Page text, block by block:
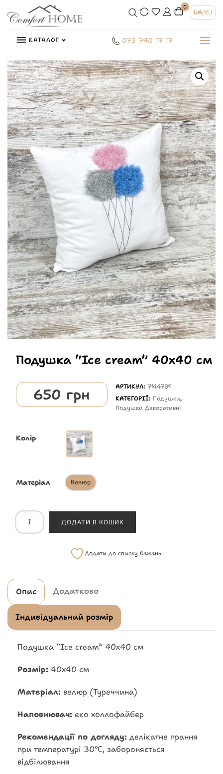
0
UA/RU
КАТАЛОГ 073 790 17 17
Подушка “Ice cream” 40х40 см
650 грн АРТИКУЛ: 7144789
КАТЕГОРІЇ:Подушки,
Подушки Декоративні
Колір
Матеріал Велюр
ДОДАТИ В КОШИК
Додати до списку бажань
Опис Додатково
Індивідуальний розмір
Подушка “Ice cream” 40х40 см
Розмір: 40х40 см
Матеріал: велюр (Туреччина)
Наповнювач: еко холлофайбер
Рекомендації по догляду: делікатне прання
при температурі 30℃, забороняється
відбілювання